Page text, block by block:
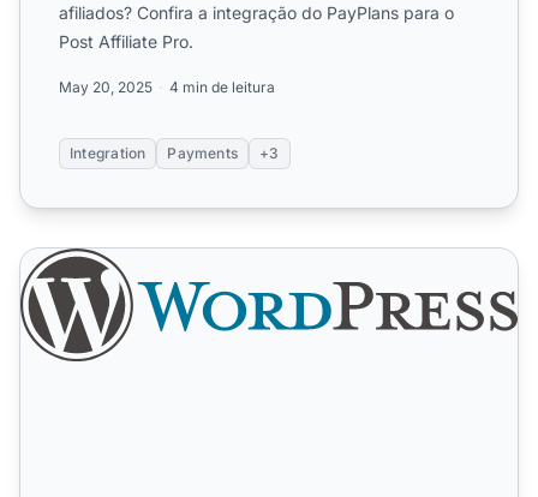
afiliados? Confira a integração do PayPlans para o
Post Affiliate Pro.
May 20, 2025 4 min de leitura
Integration Payments +3
WordPress